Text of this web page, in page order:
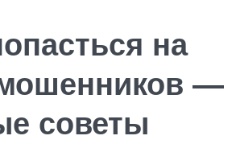
на
—
советы